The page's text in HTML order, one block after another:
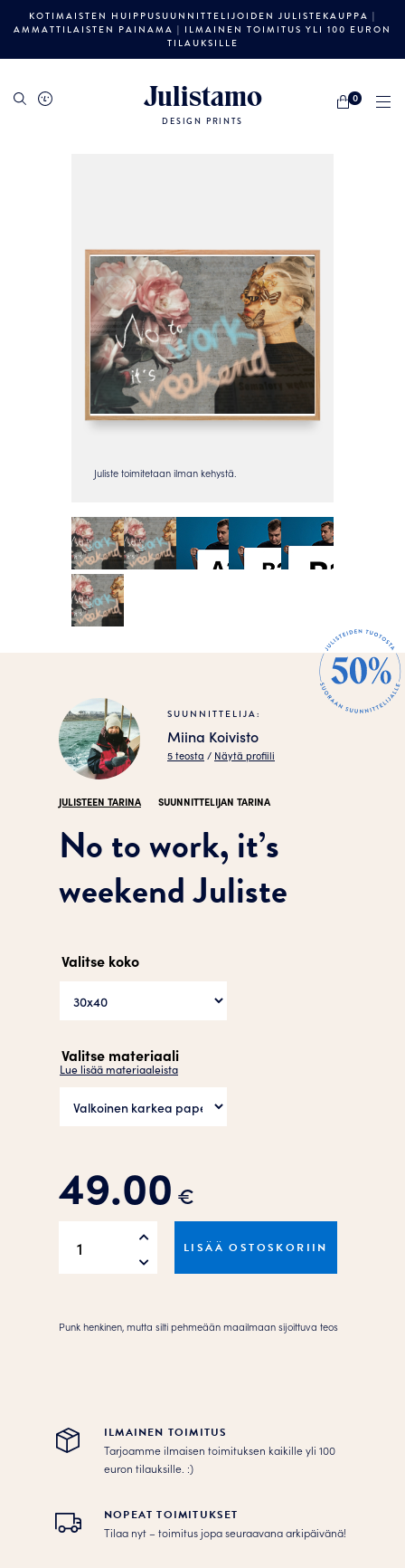
KOTIMAISTEN HUIPPUSUUNNITTELIJOIDEN JULISTEKAUPPA |
AMMATTILAISTEN PAINAMA | ILMAINEN TOIMITUS YLI 100 EURON
TILAUKSILLE
Julistamo
DESIGN PRINTS
0
SUUNNITTELIJA:
Miina Koivisto
5 teosta / Näytä profiili
JULISTEEN TARINA SUUNNITTELIJAN TARINA
No to work, it’s
weekend Juliste
Valitse koko
Valitse materiaali
Lue lisää materiaaleista
49.00 €
LISÄÄ OSTOSKORIIN
Punk henkinen, mutta silti pehmeään maailmaan sijoittuva teos
ILMAINEN TOIMITUS
Tarjoamme ilmaisen toimituksen kaikille yli 100
euron tilauksille. :­­)
NOPEAT TOIMITUKSET
Tilaa nyt – toimitus jopa seuraavana arkipäivänä!